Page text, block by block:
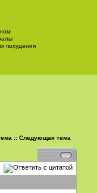
похудения
:: Следующая тема